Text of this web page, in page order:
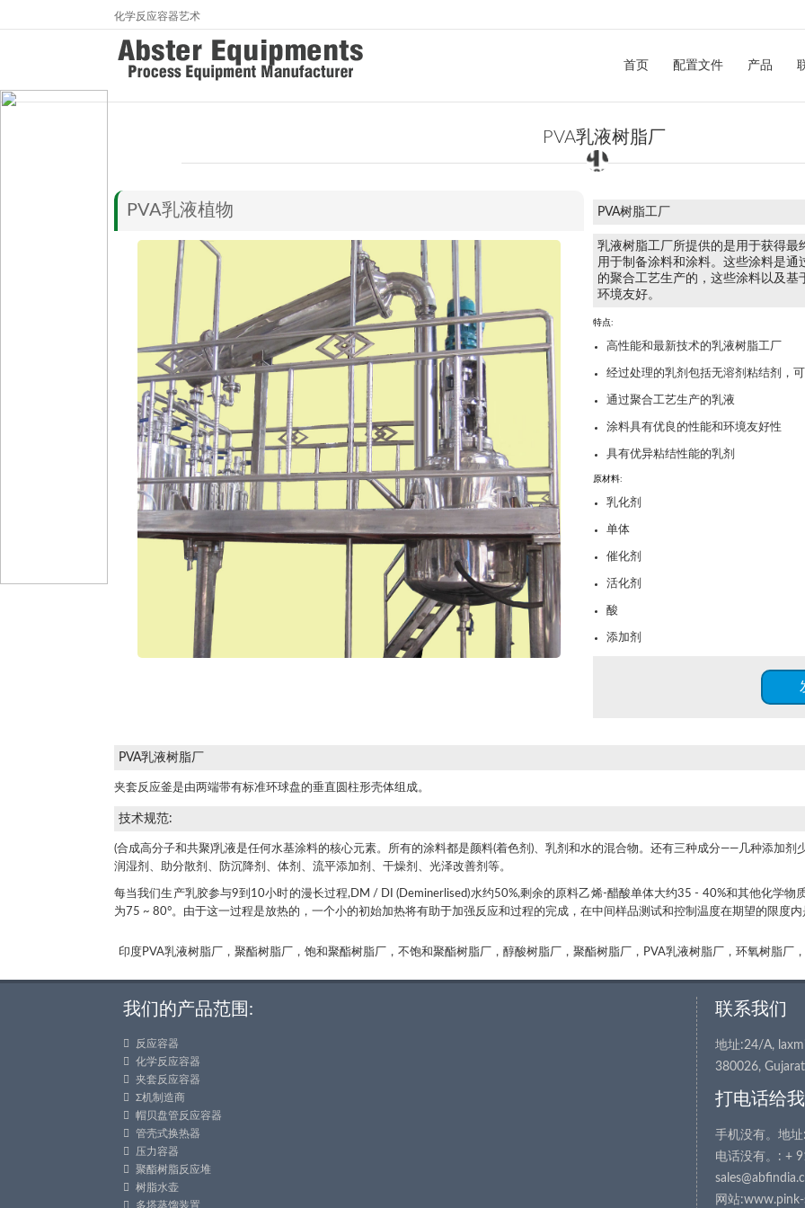
化学反应容器艺术
首页 配置文件 产品
PVA乳液树脂厂
PVA乳液植物 PVA树脂工厂
乳液树脂工厂 所提供的是用于获得最
用于制备涂料和涂料。这些涂料是
的聚合工艺生产的，这些涂料以及
环境友好。
特点:
高性能和最新技术的乳液树脂工厂
经过处理的乳剂包括无溶剂粘结剂，
通过聚合工艺生产的乳液
涂料具有优良的性能和环境友好性
具有优异粘结性能的乳剂
原材料:
乳化剂
单体
催化剂
活化剂
酸
添加剂
PVA乳液树脂厂
夹套反应釜是由两端带有标准环球盘的垂直圆柱形壳体组成。
技术规范:
(合成高分子和共聚)乳液是任何水基涂料的核心元素。所有的涂料都是颜料(着色剂)、乳剂和水的混合物。还有三种成分——几种添加
润湿剂、助分散剂、防沉降剂、体剂、流平添加剂、干燥剂、光泽改善剂等。
每当我们生产乳胶参与9到10小时的漫长过程,DM / DI (Deminerlised)水约50%,剩余的原料乙烯-醋酸单体大约35 - 40%和其他化学物
为75 ~ 80°。由于这一过程是放热的，一个小的初始加热将有助于加强反应和过程的完成，在中间样品测试和控制温度在期望的限度
印度PVA乳液树脂厂，聚酯树脂厂，饱和聚酯树脂厂，不饱和聚酯树脂厂，醇酸树脂厂，聚酯树脂厂，PVA乳液树脂厂，环氧树脂厂
我们的产品范围:
反应容器
化学反应容器
夹套反应容器
Σ机制造商
帽贝盘管反应容器
管壳式换热器
压力容器
聚酯树脂反应堆
树脂水壶
多塔蒸馏装置
联系我们
地址:24/A,
380026,
打电话给
手机没有。地
电话没有。: +
网站